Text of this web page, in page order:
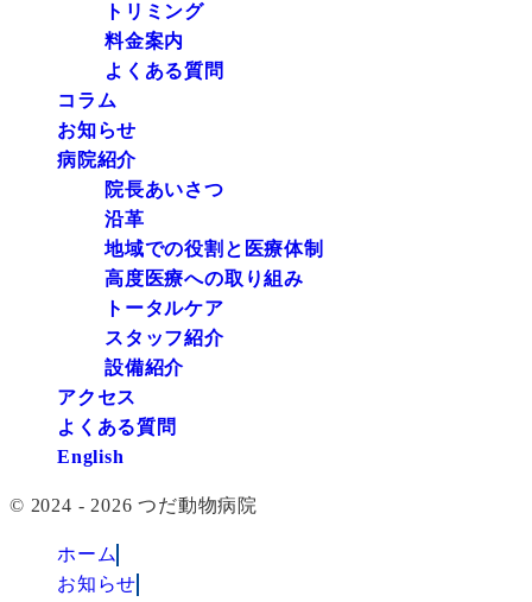
トリミング
料金案内
よくある質問
コラム
お知らせ
病院紹介
院長あいさつ
沿革
地域での役割と医療体制
高度医療への取り組み
トータルケア
スタッフ紹介
設備紹介
アクセス
よくある質問
English
© 2024 - 2026 つだ動物病院
ホーム
お知らせ